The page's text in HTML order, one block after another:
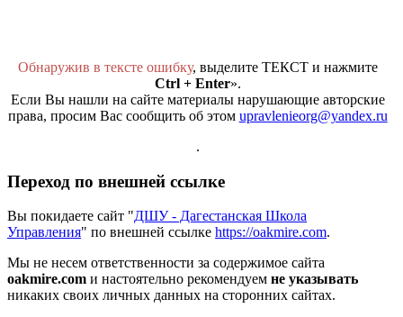
Обнаружив в тексте ошибку, выделите ТЕКСТ и нажмите
Ctrl + Enter».
Если Вы нашли на сайте материалы нарушающие авторские
права, просим Вас сообщить об этом upravlenieorg@yandex.ru
.
Переход по внешней ссылке
Вы покидаете сайт "ДШУ - Дагестанская Школа
Управления" по внешней ссылке https://oakmire.com.
Мы не несем ответственности за содержимое сайта
oakmire.com и настоятельно рекомендуем не указывать
никаких своих личных данных на сторонних сайтах.